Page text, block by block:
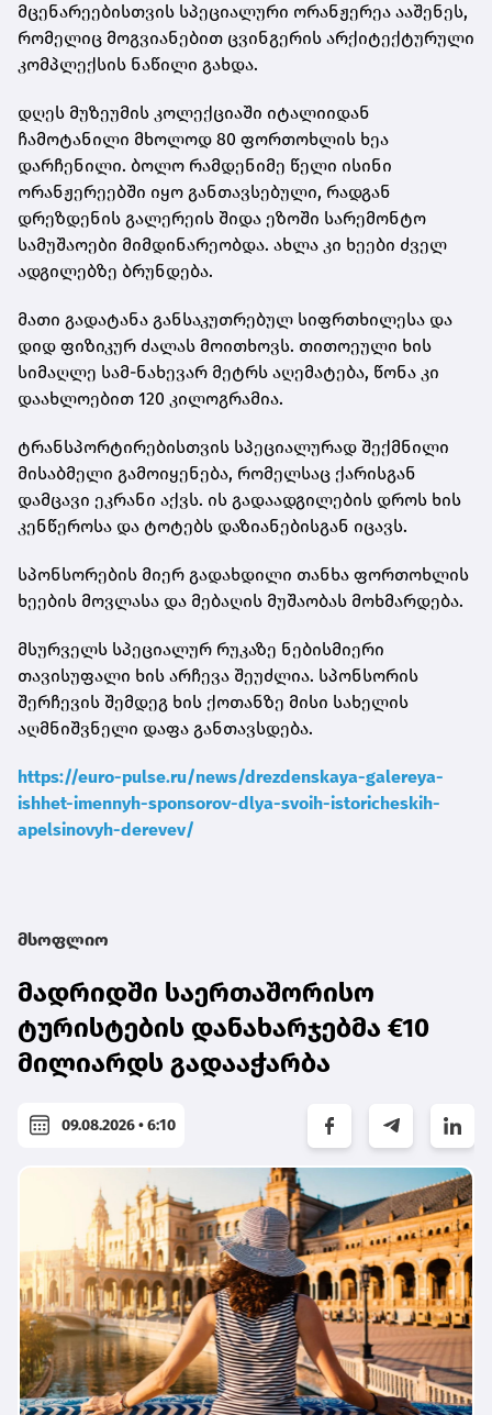
მცენარეებისთვის სპეციალური ორანჟერეა ააშენეს,
რომელიც მოგვიანებით ცვინგერის არქიტექტურული
კომპლექსის ნაწილი გახდა.
დღეს მუზეუმის კოლექციაში იტალიიდან
ჩამოტანილი მხოლოდ 80 ფორთოხლის ხეა
დარჩენილი. ბოლო რამდენიმე წელი ისინი
ორანჟერეებში იყო განთავსებული, რადგან
დრეზდენის გალერეის შიდა ეზოში სარემონტო
სამუშაოები მიმდინარეობდა. ახლა კი ხეები ძველ
ადგილებზე ბრუნდება.
მათი გადატანა განსაკუთრებულ სიფრთხილესა და
დიდ ფიზიკურ ძალას მოითხოვს. თითოეული ხის
სიმაღლე სამ-ნახევარ მეტრს აღემატება, წონა კი
დაახლოებით 120 კილოგრამია.
ტრანსპორტირებისთვის სპეციალურად შექმნილი
მისაბმელი გამოიყენება, რომელსაც ქარისგან
დამცავი ეკრანი აქვს. ის გადაადგილების დროს ხის
კენწეროსა და ტოტებს დაზიანებისგან იცავს.
სპონსორების მიერ გადახდილი თანხა ფორთოხლის
ხეების მოვლასა და მებაღის მუშაობას მოხმარდება.
მსურველს სპეციალურ რუკაზე ნებისმიერი
თავისუფალი ხის არჩევა შეუძლია. სპონსორის
შერჩევის შემდეგ ხის ქოთანზე მისი სახელის
აღმნიშვნელი დაფა განთავსდება.
https://euro-pulse.ru/news/drezdenskaya-galereya-
ishhet-imennyh-sponsorov-dlya-svoih-istoricheskih-
apelsinovyh-derevev/
მსოფლიო
მადრიდში საერთაშორისო
ტურისტების დანახარჯებმა €10
მილიარდს გადააჭარბა
09.08.2026 • 6:10